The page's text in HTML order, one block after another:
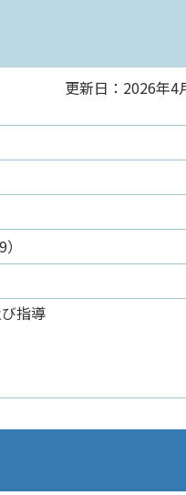
更新日：2026年4
指導